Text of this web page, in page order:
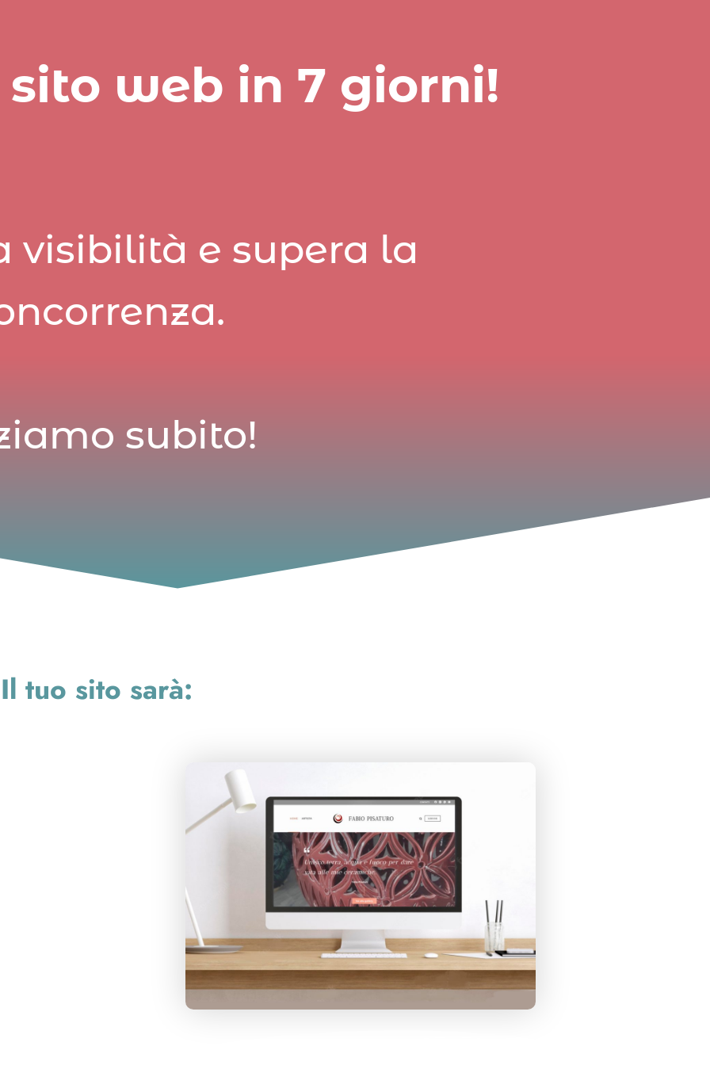
web in 7 giorni!
visibilità e supera la
subito!
Il tuo sito sarà: